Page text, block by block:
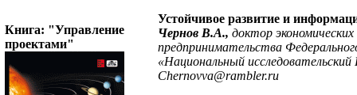
Книга: "Управление
проектами"
Устойчивое развитие и
Чернов В.А., доктор
предпринимательства
«Национальный
Chernovva@rambler.ru